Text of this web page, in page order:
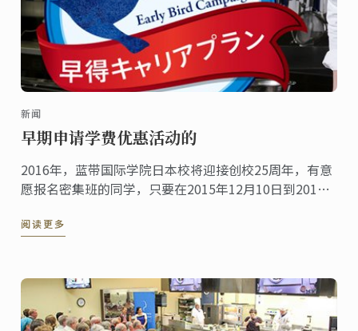
新闻
早期申请学费优惠活动的
2016年，蓝带国际学院日本校将迎接创校25周年，有意
愿报名密集班的同学，只要在2015年12月10日到2016
月学费调涨前的学费优惠。
阅读更多